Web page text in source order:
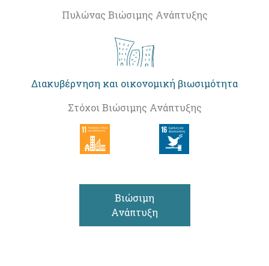
Πυλώνας Βιώσιμης Ανάπτυξης
Διακυβέρνηση και οικονομική βιωσιμότητα
Στόχοι Βιώσιμης Ανάπτυξης
Βιώσιμη
Ανάπτυξη